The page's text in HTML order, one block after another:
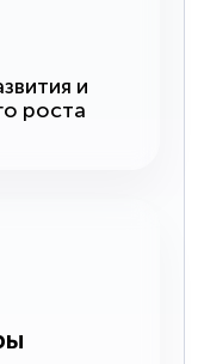
и
роста